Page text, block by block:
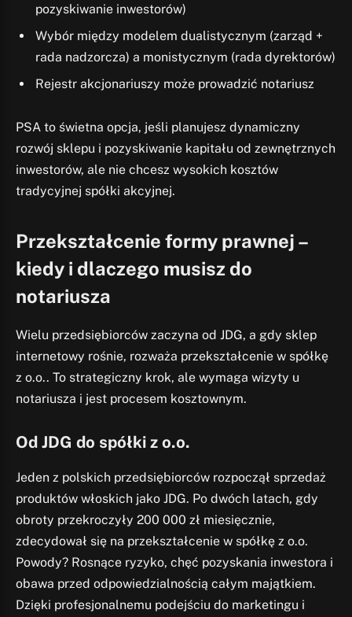
pozyskiwanie inwestorów)
Wybór między modelem dualistycznym (zarząd +
rada nadzorcza) a monistycznym (rada dyrektorów)
Rejestr akcjonariuszy może prowadzić notariusz
PSA to świetna opcja, jeśli planujesz dynamiczny
rozwój sklepu i pozyskiwanie kapitału od zewnętrznych
inwestorów, ale nie chcesz wysokich kosztów
tradycyjnej spółki akcyjnej.
Przekształcenie formy prawnej –
kiedy i dlaczego musisz do
notariusza
Wielu przedsiębiorców zaczyna od JDG, a gdy sklep
internetowy rośnie, rozważa przekształcenie w spółkę
z o.o.. To strategiczny krok, ale wymaga wizyty u
notariusza i jest procesem kosztownym.
Od JDG do spółki z o.o.
Jeden z polskich przedsiębiorców rozpoczął sprzedaż
produktów włoskich jako JDG. Po dwóch latach, gdy
obroty przekroczyły 200 000 zł miesięcznie,
zdecydował się na przekształcenie w spółkę z o.o.
Powody? Rosnące ryzyko, chęć pozyskania inwestora i
obawa przed odpowiedzialnością całym majątkiem.
Dzięki profesjonalnemu podejściu do marketingu i